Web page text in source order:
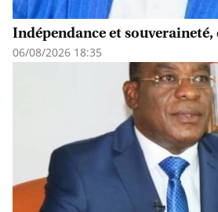
Indépendance et souveraineté,
06/08/2026 18:35